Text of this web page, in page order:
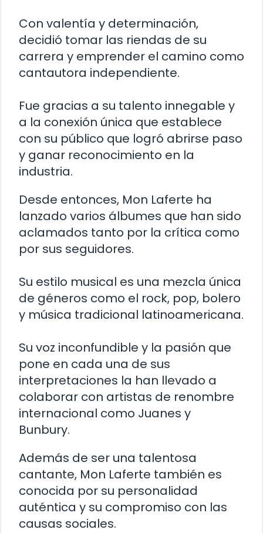
Con valentía y determinación,
decidió tomar las riendas de su
carrera y emprender el camino como
cantautora independiente.
Fue gracias a su talento innegable y
a la conexión única que establece
con su público que logró abrirse paso
y ganar reconocimiento en la
industria.
Desde entonces, Mon Laferte ha
lanzado varios álbumes que han sido
aclamados tanto por la crítica como
por sus seguidores.
Su estilo musical es una mezcla única
de géneros como el rock, pop, bolero
y música tradicional latinoamericana.
Su voz inconfundible y la pasión que
pone en cada una de sus
interpretaciones la han llevado a
colaborar con artistas de renombre
internacional como Juanes y
Bunbury.
Además de ser una talentosa
cantante, Mon Laferte también es
conocida por su personalidad
auténtica y su compromiso con las
causas sociales.